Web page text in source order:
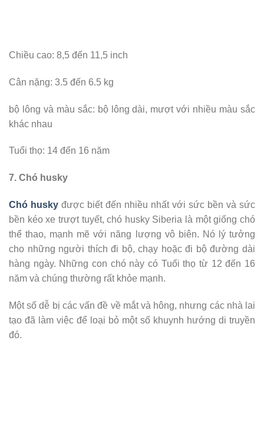
Chiều cao: 8,5 đến 11,5 inch
Cân nặng: 3.5 đến 6.5 kg
bộ lông và màu sắc: bộ lông dài, mượt với nhiều màu sắc
khác nhau
Tuổi thọ: 14 đến 16 năm
7. Chó husky
Chó husky được biết đến nhiều nhất với sức bền và sức
bền kéo xe trượt tuyết, chó husky Siberia là một giống chó
thể thao, mạnh mẽ với năng lượng vô biên. Nó lý tưởng
cho những người thích đi bộ, chạy hoặc đi bộ đường dài
hàng ngày. Những con chó này có Tuổi thọ từ 12 đến 16
năm và chúng thường rất khỏe mạnh.
Một số dễ bị các vấn đề về mắt và hông, nhưng các nhà lai
tạo đã làm việc để loại bỏ một số khuynh hướng di truyền
đó.